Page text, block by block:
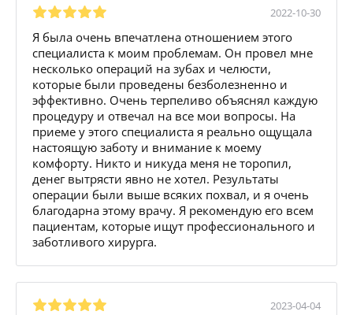
2022-10-30
Я была очень впечатлена отношением этого
специалиста к моим проблемам. Он провел мне
несколько операций на зубах и челюсти,
которые были проведены безболезненно и
эффективно. Очень терпеливо объяснял каждую
процедуру и отвечал на все мои вопросы. На
приеме у этого специалиста я реально ощущала
настоящую заботу и внимание к моему
комфорту. Никто и никуда меня не торопил,
денег вытрясти явно не хотел. Результаты
операции были выше всяких похвал, и я очень
благодарна этому врачу. Я рекомендую его всем
пациентам, которые ищут профессионального и
заботливого хирурга.
2023-04-04